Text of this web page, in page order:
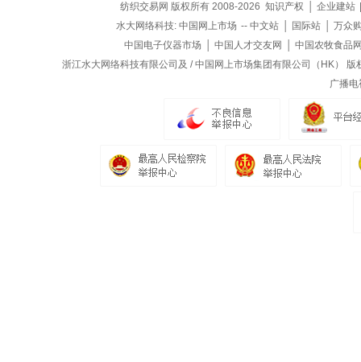
纺织交易网 版权所有 2008-2026 知识产权 企业建站
水大网络科技: 中国网上市场 -- 中文站 国际站
万众
中国电子仪器市场
中国人才交友网
中国农牧食品
浙江水大网络科技有限公司及 / 中国网上市场集团有限公司（HK）
广播